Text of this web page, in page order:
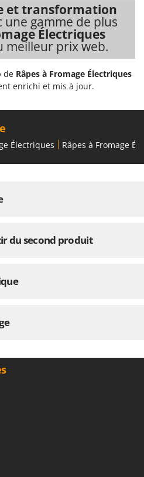
et transformation
une gamme de plus
Électriques
meilleur prix web.
de Râpes à Fromage Électriques
enrichi et mis à jour.
Électriques Râpes à Fromage
du second produit